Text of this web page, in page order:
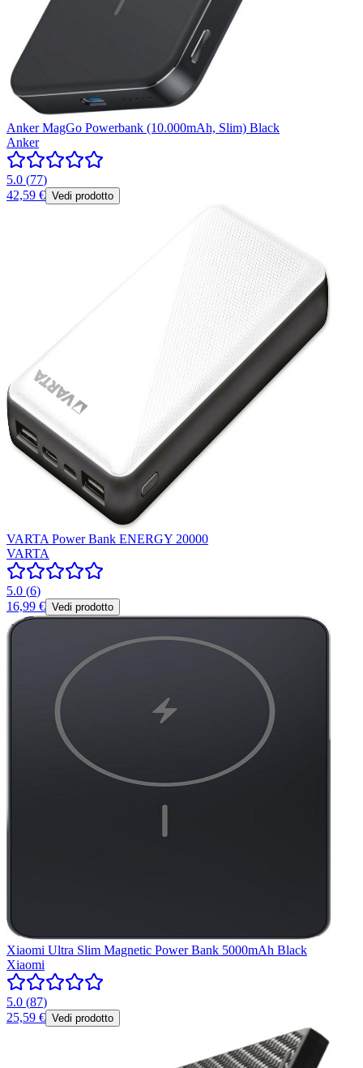
Anker MagGo Powerbank (10.000mAh, Slim) Black
Anker
5.0 (77)
42,59 € Vedi prodotto
VARTA Power Bank ENERGY 20000
VARTA
5.0 (6)
16,99 € Vedi prodotto
Xiaomi Ultra Slim Magnetic Power Bank 5000mAh Black
Xiaomi
5.0 (87)
25,59 € Vedi prodotto